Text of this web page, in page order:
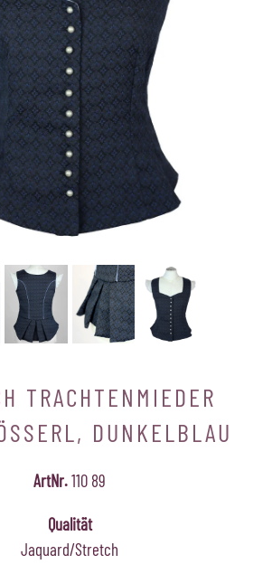
TRACHTENMIEDER
DUNKELBLAU
ArtNr.110 89
Qualität
Jaquard/Stretch